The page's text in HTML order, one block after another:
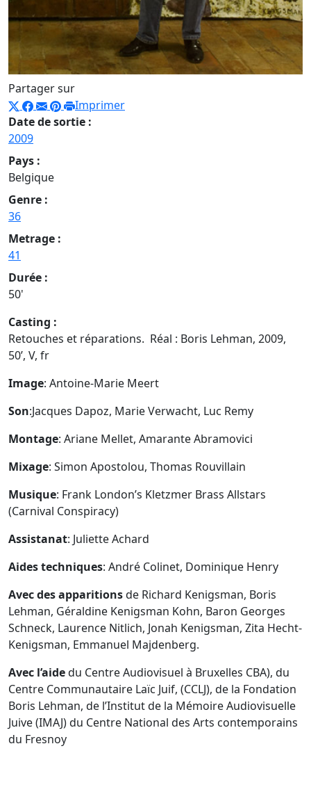
Partager sur
Imprimer
Date de sortie :
2009
Pays :
Belgique
Genre :
36
Metrage :
41
Durée :
50'
Casting :
Retouches et réparations. Réal : Boris Lehman, 2009,
50’, V, fr
Image: Antoine-Marie Meert
Son:Jacques Dapoz, Marie Verwacht, Luc Remy
Montage: Ariane Mellet, Amarante Abramovici
Mixage: Simon Apostolou, Thomas Rouvillain
Musique: Frank London’s Kletzmer Brass Allstars
(Carnival Conspiracy)
Assistanat: Juliette Achard
Aides techniques: André Colinet, Dominique Henry
Avec des apparitionsde Richard Kenigsman, Boris
Lehman, Géraldine Kenigsman Kohn, Baron Georges
Schneck, Laurence Nitlich, Jonah Kenigsman, Zita Hecht-
Kenigsman, Emmanuel Majdenberg.
Avec l’aidedu Centre Audiovisuel à Bruxelles CBA), du
Centre Communautaire Laïc Juif, (CCLJ), de la Fondation
Boris Lehman, de l’Institut de la Mémoire Audiovisuelle
Juive (IMAJ) du Centre National des Arts contemporains
du Fresnoy